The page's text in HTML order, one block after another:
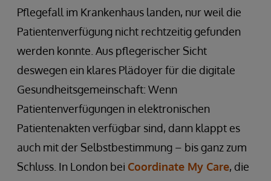
Pflegefall im Krankenhaus landen, nur weil die
Patientenverfügung nicht rechtzeitig gefunden
werden konnte. Aus pflegerischer Sicht
deswegen ein klares Plädoyer für die digitale
Gesundheitsgemeinschaft: Wenn
Patientenverfügungen in elektronischen
Patientenakten verfügbar sind, dann klappt es
auch mit der Selbstbestimmung – bis ganz zum
Schluss. In London bei Coordinate My Care, die